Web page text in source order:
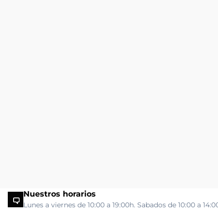
Nuestros horarios
Lunes a viernes de 10:00 a 19:00h. Sabados de 10:00 a